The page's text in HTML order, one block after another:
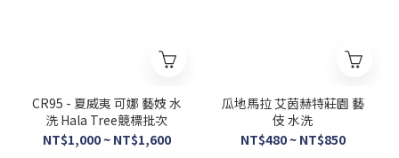
CR95 - 夏威夷 可娜 藝妓 水
洗 Hala Tree競標批次
NT$1,000 ~ NT$1,600
瓜地馬拉 艾茵赫特莊園 藝
伎 水洗
NT$480 ~ NT$850